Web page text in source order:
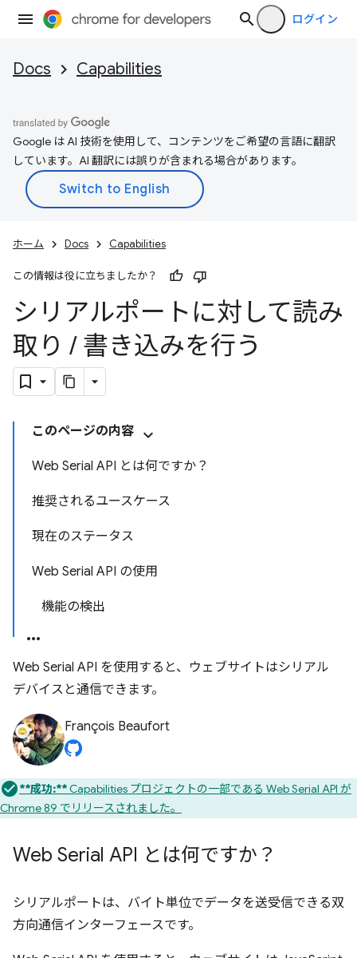
ログイン
Docs Capabilities
Google は AI 技術を使用して、コンテンツをご希望の言語に翻訳
しています。AI 翻訳には誤りが含まれる場合があります。
ホーム Docs Capabilities
この情報は役に立ちましたか？
シリアルポートに対して読み
取り / 書き込みを行う
このページの内容
Web Serial API とは何ですか？
推奨されるユースケース
現在のステータス
Web Serial API の使用
機能の検出
Web Serial API を使用すると、ウェブサイトはシリアル
デバイスと通信できます。
François Beaufort
**成功:**Capabilities プロジェクトの一部である Web Serial API が
Chrome 89 でリリースされました。
Web Serial API とは何ですか？
シリアルポートは、バイト単位でデータを送受信できる双
方向通信インターフェースです。